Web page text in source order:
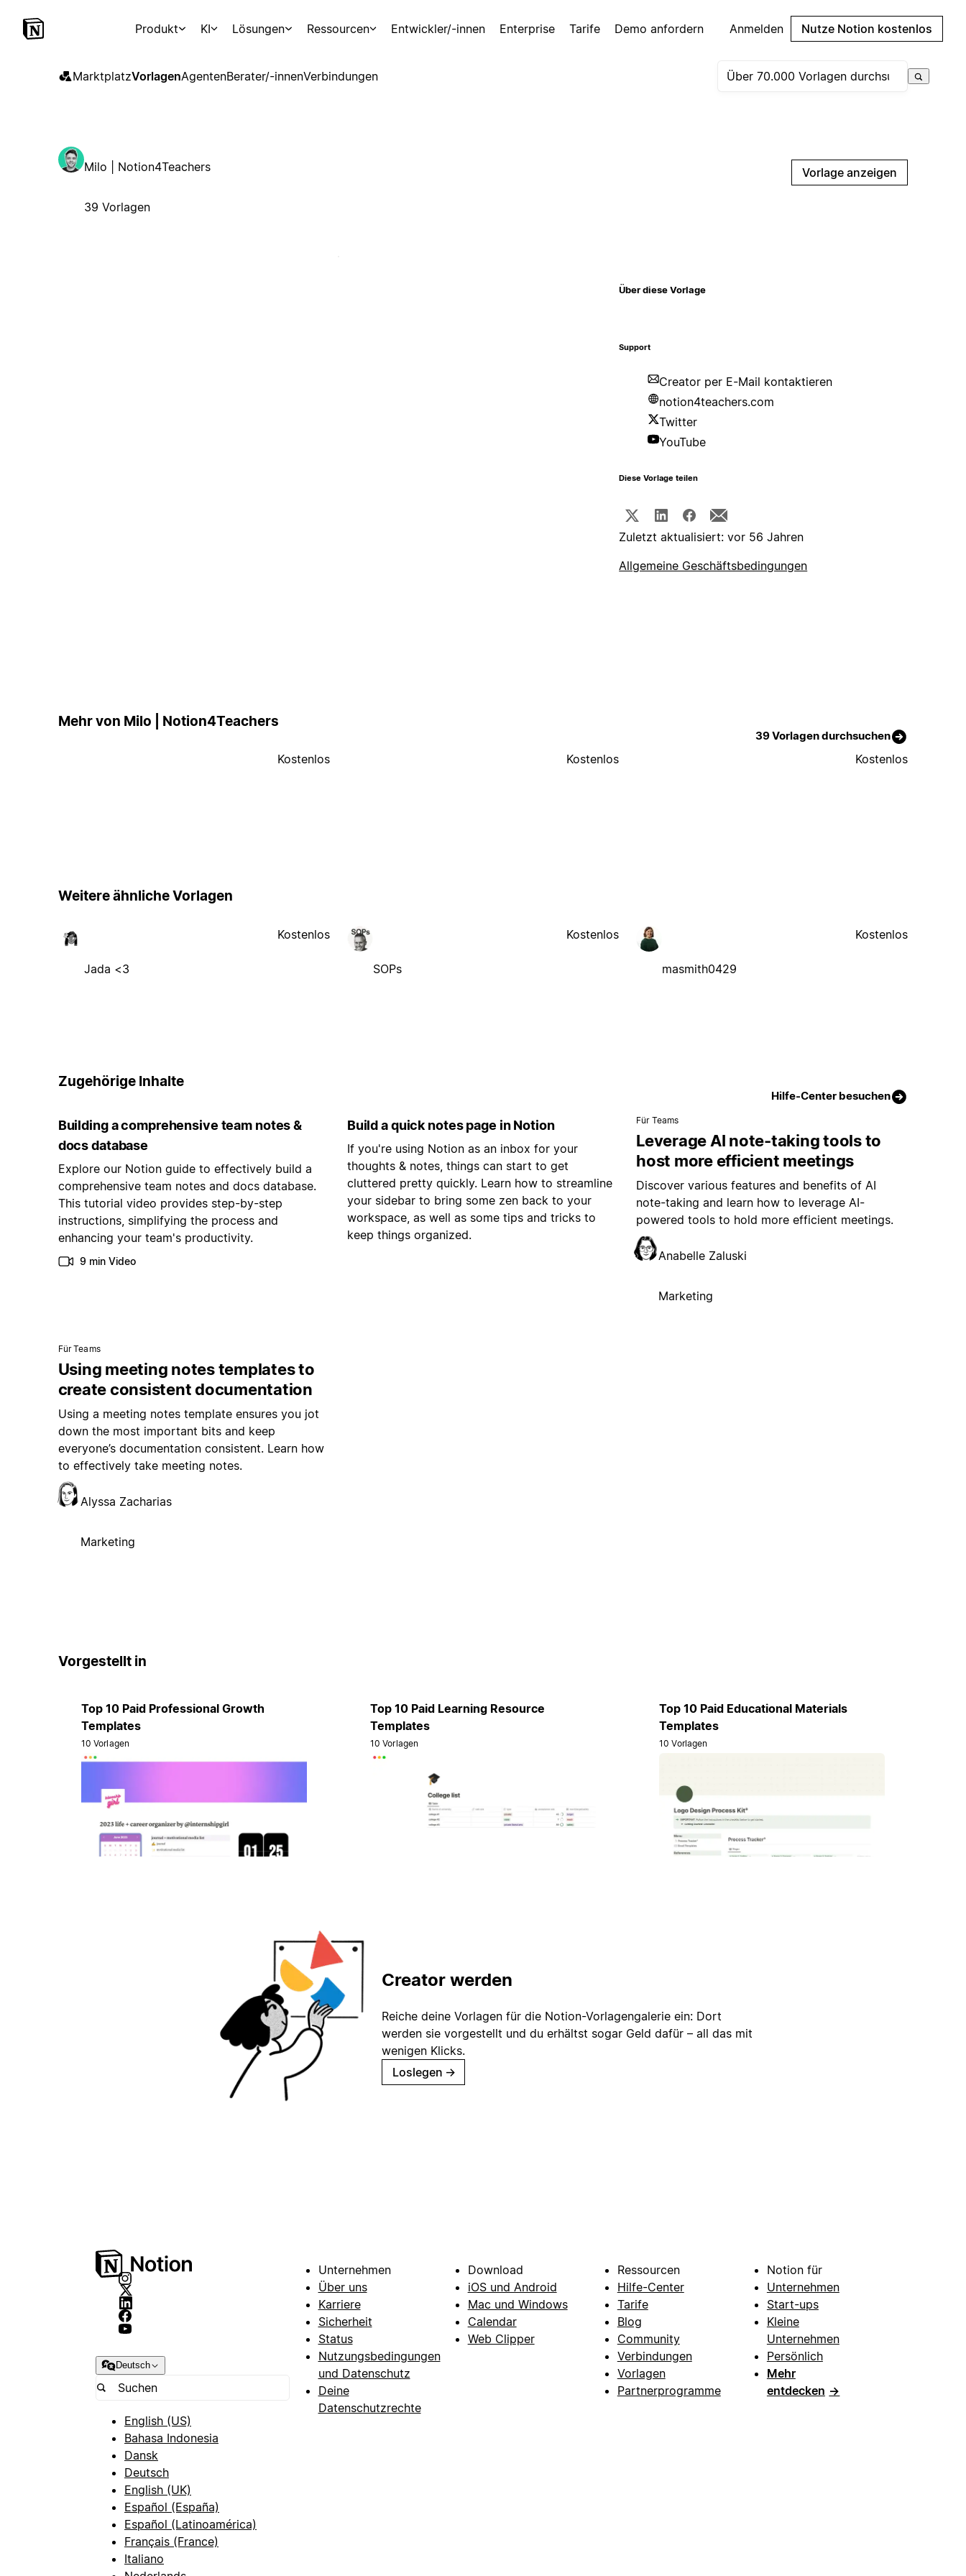
Produkt KI Lösungen Ressourcen Entwickler/-innen Enterprise Tarife Demo anfordern Anmelden Nutze Notion kostenlos
MarktplatzVorlagenAgentenBerater/-innenVerbindungen
Milo | Notion4Teachers
39 Vorlagen
Vorlage anzeigen
Über diese Vorlage
Support
Creator per E-Mail kontaktieren
notion4teachers.com
Twitter
YouTube
Diese Vorlage teilen
Zuletzt aktualisiert: vor 56 Jahren
Allgemeine Geschäftsbedingungen
Mehr von Milo | Notion4Teachers
39 Vorlagen durchsuchen
Kostenlos Kostenlos Kostenlos
Weitere ähnliche Vorlagen
Jada <3
Kostenlos
SOPs
Kostenlos
masmith0429
Kostenlos
Zugehörige Inhalte
Hilfe-Center besuchen
Building a comprehensive team notes &
docs database
Explore our Notion guide to effectively build a
comprehensive team notes and docs database.
This tutorial video provides step-by-step
instructions, simplifying the process and
enhancing your team's productivity.
9 min Video
Build a quick notes page in Notion
If you're using Notion as an inbox for your
thoughts & notes, things can start to get
cluttered pretty quickly. Learn how to streamline
your sidebar to bring some zen back to your
workspace, as well as some tips and tricks to
keep things organized.
Für Teams
Leverage AI note-taking tools to
host more efficient meetings
Discover various features and benefits of AI
note-taking and learn how to leverage AI-
powered tools to hold more efficient meetings.
Anabelle Zaluski
Marketing
Für Teams
Using meeting notes templates to
create consistent documentation
Using a meeting notes template ensures you jot
down the most important bits and keep
everyone’s documentation consistent. Learn how
to effectively take meeting notes.
Alyssa Zacharias
Marketing
Vorgestellt in
Top 10 Paid Professional Growth
Templates
10 Vorlagen
Top 10 Paid Learning Resource
Templates
10 Vorlagen
Top 10 Paid Educational Materials
Templates
10 Vorlagen
Creator werden
Reiche deine Vorlagen für die Notion-Vorlagengalerie ein: Dort
werden sie vorgestellt und du erhältst sogar Geld dafür – all das mit
wenigen Klicks.
Loslegen →
Deutsch
English (US)
Bahasa Indonesia
Dansk
Deutsch
English (UK)
Español (España)
Español (Latinoamérica)
Français (France)
Italiano
Unternehmen
Über uns
Karriere
Sicherheit
Status
Nutzungsbedingungen
und Datenschutz
Deine
Datenschutzrechte
Download
iOS und Android
Mac und Windows
Calendar
Web Clipper
Ressourcen
Hilfe-Center
Tarife
Blog
Community
Verbindungen
Vorlagen
Partnerprogramme
Notion für
Unternehmen
Start-ups
Kleine
Unternehmen
Persönlich
Mehr
entdecken →